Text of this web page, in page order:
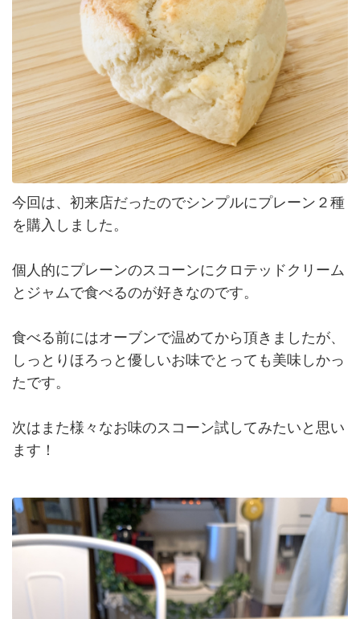
今回は、初来店だったのでシンプルにプレーン２種
を購入しました。
個人的にプレーンのスコーンにクロテッドクリーム
とジャムで食べるのが好きなのです。
食べる前にはオーブンで温めてから頂きましたが、
しっとりほろっと優しいお味でとっても美味しかっ
たです。
次はまた様々なお味のスコーン試してみたいと思い
ます！